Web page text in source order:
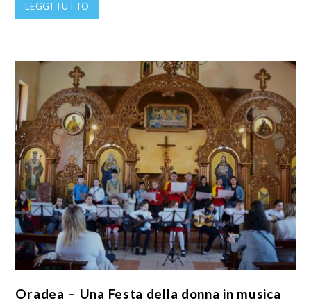
LEGGI TUTTO
Oradea – Una Festa della donna in musica